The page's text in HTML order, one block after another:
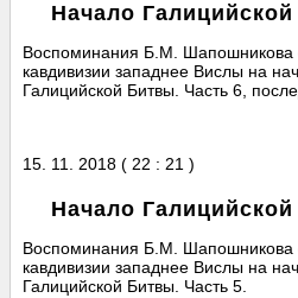
Начало
Воспоминания Б.М. Шапошникова
кавдивизии западнее Вислы на
Галицийской Битвы. Часть 6,
15. 11. 2018 ( 22 : 21 )
Начало
Воспоминания Б.М. Шапошникова
кавдивизии западнее Вислы на
Галицийской Битвы. Часть 5.